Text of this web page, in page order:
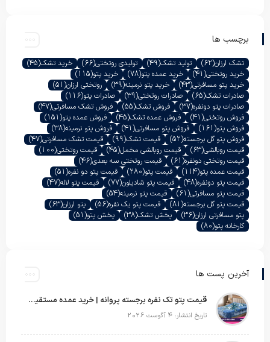
برچسب ها
تشک ارزان(62) تولید تشک(49) تولیدی روتختی(66) خرید تشک(45)
خرید روتختی(41) خرید عمده پتو(78) خرید پتو(115)
خرید پتو مسافرتی(43) خرید پتو نرمینه(39) روتختی ارزان(51)
صادرات تشک(65) صادرات روتختی(39) صادرات پتو(116)
صادرات پتو دونفره(37) فروش تشک(55) فروش تشک مسافرتی(47)
فروش روتختی(41) فروش عمده تشک(45) فروش عمده پتو(151)
فروش پتو(161) فروش پتو مسافرتی(41) فروش پتو نرمینه(38)
فروش پتو گل برجسته(52) قیمت تشک(99) قیمت تشک مسافرتی(47)
قیمت روبالشی(63) قیمت روبالشی مخمل(45) قیمت روتختی(100)
قیمت روتختی دونفره(61) قیمت روتختی سه بعدی(46)
قیمت عمده پتو(114) قیمت پتو(280) قیمت پتو دو نفره(51)
قیمت پتو دونفره(48) قیمت پتو شادیلون(77) قیمت پتو لاله(47)
قیمت پتو مسافرتی(61) قیمت پتو نرمینه(54)
قیمت پتو گل برجسته(81) قیمت پتو یک نفره(56) پتو ارزان(63)
پتو مسافرتی ارزان(36) پخش تشک(38) پخش پتو(51)
کارخانه پتو(80)
آخرین پست ها
قیمت پتو تک نفره برجسته پروانه | خرید عمده مستقیم با بهترین قیمت بازار
تاریخ انتشار: 4 آگوست 2026